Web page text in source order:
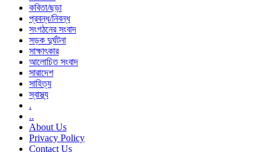
কবিতা/ছড়া
প্রবন্ধ/নিবন্ধ
সংগঠনের সংবাদ
সড়ক দুর্ঘটনা
সাক্ষাৎকার
আলোচিত সংবাদ
সারাদেশ
সাহিত্য
স্বাস্থ্য
.
..
About Us
Privacy Policy
Contact Us